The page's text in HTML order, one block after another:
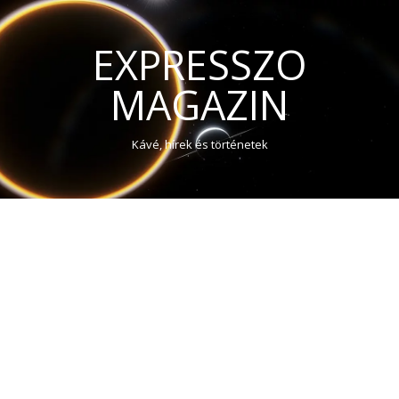
EXPRESSZO
MAGAZIN
Kávé, hírek és történetek